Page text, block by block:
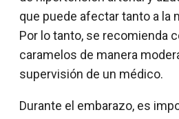
que puede afectar tanto a la
Por lo tanto, se recomienda
caramelos de manera
supervisión de un médico.
Durante el embarazo, es